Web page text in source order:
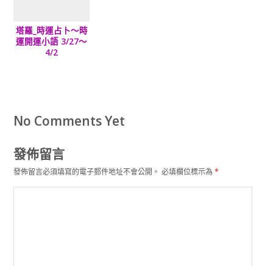
塔羅_時運占卜～時
運開運小語 3/27～
4/2
No Comments Yet
發佈留言
發佈留言必須填寫的電子郵件地址不會公開。 必填欄位標示為*